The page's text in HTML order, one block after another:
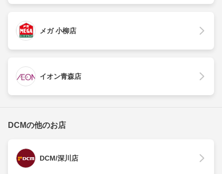
メガ 小柳店
イオン青森店
DCMの他のお店
DCM/深川店